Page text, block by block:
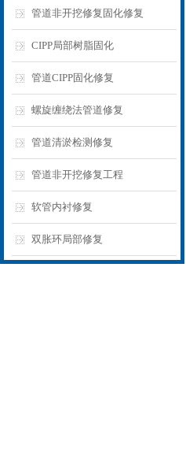
管道非开挖修复固化修复
CIPP局部树脂固化
管道CIPP固化修复
螺旋缠绕法管道修复
管道清淤检测修复
管道非开挖修复工程
软管内衬修复
双胀环局部修复